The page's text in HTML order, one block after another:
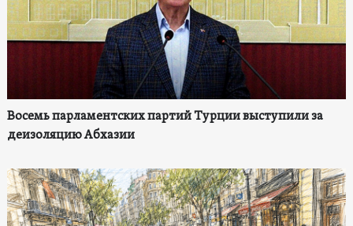
Восемь парламентских партий Турции выступили за
деизоляцию Абхазии